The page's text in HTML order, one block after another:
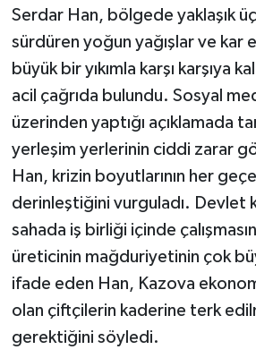
Serdar Han, bölgede yaklaşık
sürdüren yoğun yağışlar ve kar
büyük bir yıkımla karşı karşıya
acil çağrıda bulundu. Sosyal
üzerinden yaptığı açıklamada
yerleşim yerlerinin ciddi zarar
Han, krizin boyutlarının her
derinleştiğini vurguladı. Devlet
sahada iş birliği içinde
üreticinin mağduriyetinin çok
ifade eden Han, Kazova
olan çiftçilerin kaderine terk
gerektiğini söyledi.